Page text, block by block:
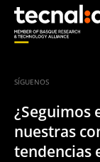
SÍGUENOS
¿Seguimos
nuestras
tendencias